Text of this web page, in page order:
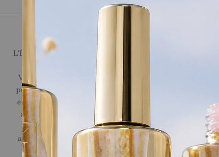
Ecole de l'Ongle
L'École de l'Ongle réunit un centre de formation, une
onglerie et une boutique en ligne, à Martigny en
Valais. Nous proposons des formations sur mesure
pour les débutantes, les personnes en reconversion
et les professionnelles souhaitant se perfectionner,
ainsi qu'une sélection de produits professionnels
Jana Nails pour les stylistes ongulaires. Un
accompagnement sur le long terme, assuré par des
professionnelles reconnues du secteur.